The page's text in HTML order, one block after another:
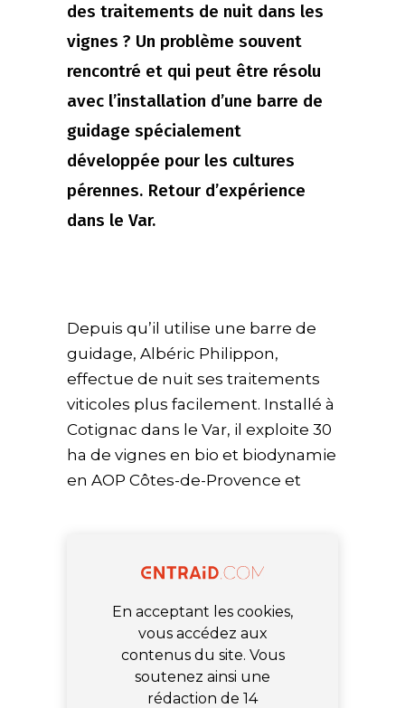
des traitements de nuit dans les
vignes ? Un problème souvent
rencontré et qui peut être résolu
avec l’installation d’une barre de
guidage spécialement
développée pour les cultures
pérennes. Retour d’expérience
dans le Var.
Depuis qu’il utilise une barre de
guidage, Albéric Philippon,
effectue de nuit ses traitements
viticoles plus facilement. Installé à
Cotignac dans le Var, il exploite 30
ha de vignes en bio et biodynamie
en AOP Côtes-de-Provence et
En acceptant les cookies,
vous accédez aux
contenus du site. Vous
soutenez ainsi une
rédaction de 14